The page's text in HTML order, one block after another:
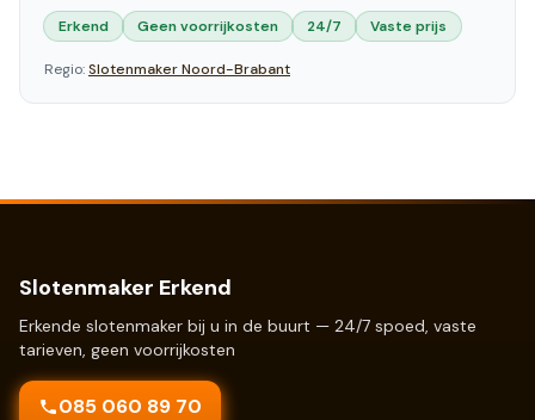
Erkend Geen voorrijkosten 24/7 Vaste prijs
Regio:SlotenmakerNoord-Brabant
Slotenmaker Erkend
Erkende slotenmaker bij u in de buurt — 24/7 spoed, vaste
tarieven, geen voorrijkosten
085 060 89 70